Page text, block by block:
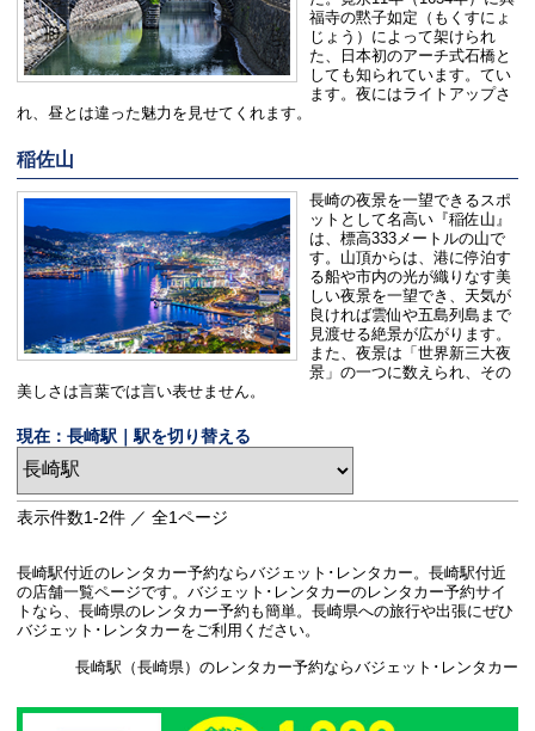
福寺の黙子如定（もくすにょ
じょう）によって架けられ
た、日本初のアーチ式石橋と
しても知られています。てい
ます。夜にはライトアップさ
れ、昼とは違った魅力を見せてくれます。
稲佐山
長崎の夜景を一望できるスポ
ットとして名高い『稲佐山』
は、標高333メートルの山で
す。山頂からは、港に停泊す
る船や市内の光が織りなす美
しい夜景を一望でき、天気が
良ければ雲仙や五島列島まで
見渡せる絶景が広がります。
また、夜景は「世界新三大夜
景」の一つに数えられ、その
美しさは言葉では言い表せません。
現在：長崎駅｜駅を切り替える
表示件数1-2件 ／ 全1ページ
長崎駅付近のレンタカー予約ならバジェット･レンタカー。長崎駅付近
の店舗一覧ページです。バジェット･レンタカーのレンタカー予約サイ
トなら、長崎県のレンタカー予約も簡単。長崎県への旅行や出張にぜひ
バジェット･レンタカーをご利用ください。
長崎駅（長崎県）のレンタカー予約ならバジェット･レンタカー